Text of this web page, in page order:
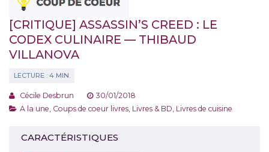
[CRITIQUE] ASSASSIN’S CREED : LE
CODEX CULINAIRE — THIBAUD
VILLANOVA
Cécile Desbrun
30/01/2018
A la une Coups de coeur livres Livres & BD Livres de cuisine
CARACTÉRISTIQUES